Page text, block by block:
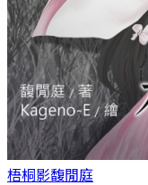
梧桐影馥閒庭